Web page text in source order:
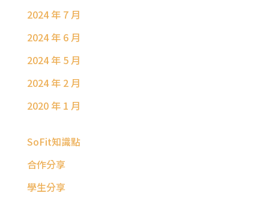
2024 年 7 月
2024 年 6 月
2024 年 5 月
2024 年 2 月
2020 年 1 月
SoFit知識點
合作分享
學生分享